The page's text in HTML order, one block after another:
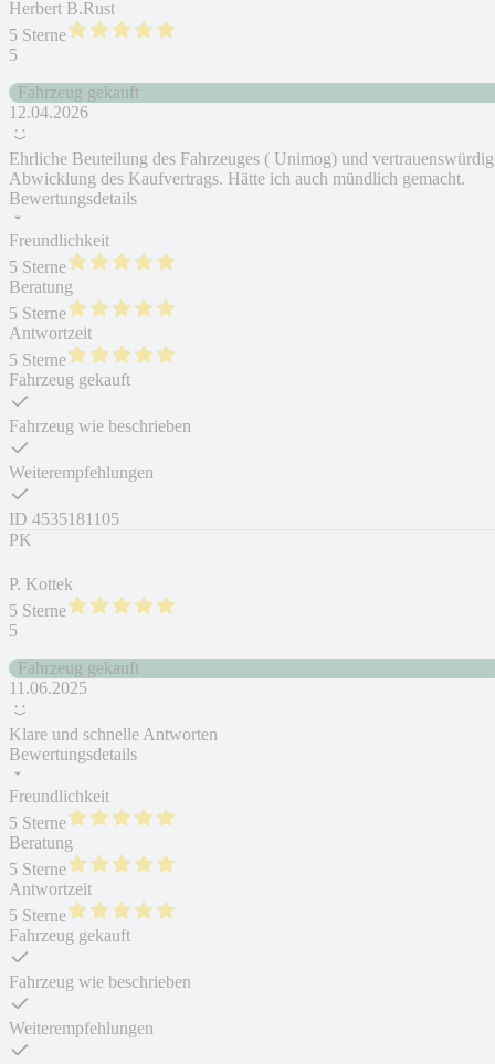
Herbert B.Rust
5 Sterne
5
Fahrzeug gekauft
12.04.2026
Ehrliche Beuteilung des Fahrzeuges ( Unimog) und
Abwicklung des Kaufvertrags. Hätte ich auch mündlich gemacht.
Bewertungsdetails
Freundlichkeit
5 Sterne
Beratung
5 Sterne
Antwortzeit
5 Sterne
Fahrzeug gekauft
Fahrzeug wie beschrieben
Weiterempfehlungen
ID 4535181105
PK
P. Kottek
5 Sterne
5
Fahrzeug gekauft
11.06.2025
Klare und schnelle Antworten
Bewertungsdetails
Freundlichkeit
5 Sterne
Beratung
5 Sterne
Antwortzeit
5 Sterne
Fahrzeug gekauft
Fahrzeug wie beschrieben
Weiterempfehlungen